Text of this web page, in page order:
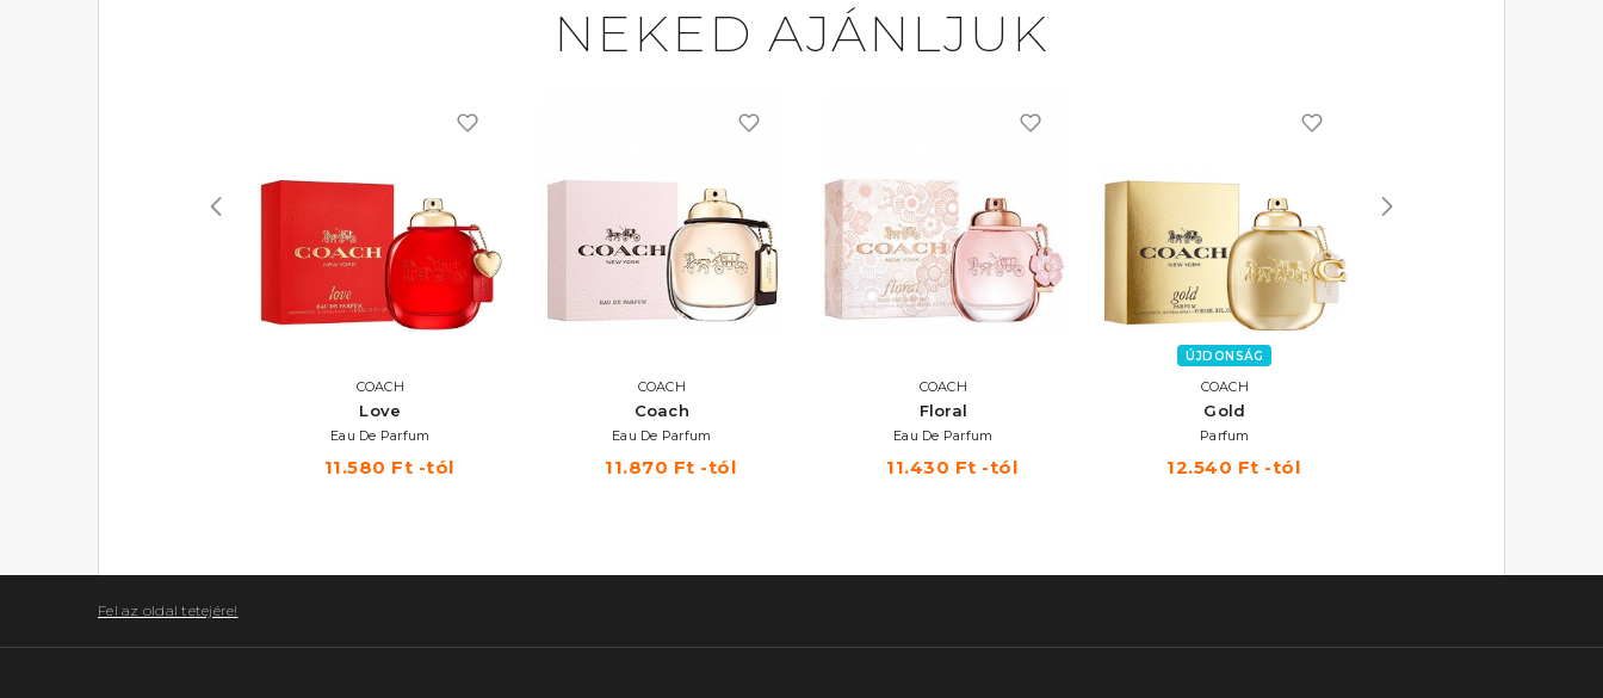
NEKED AJÁNLJUK
COACH
Love
Eau De Parfum
11.580 Ft -tól
COACH
Coach
Eau De Parfum
11.870 Ft -tól
COACH
Floral
Eau De Parfum
11.430 Ft -tól
ÚJDONSÁG
COACH
Gold
Parfum
12.540 Ft -tól
Fel az oldal tetejére!